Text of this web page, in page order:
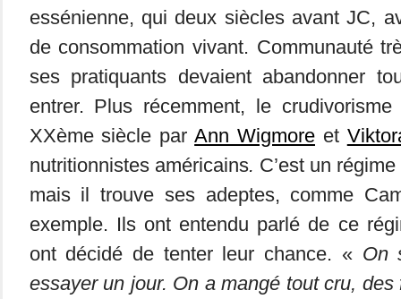
essénienne, qui deux siècles avant JC,
de consommation vivant. Communauté
ses pratiquants devaient abandonner
entrer. Plus récemment, le crudivorisme
XXème siècle parAnn Wigmore et
nutritionnistes américains. C’est un
mais il trouve ses adeptes, comme
exemple. Ils ont entendu parlé de ce
ont décidé de tenter leur chance. «On
essayer un jour. On a mangé tout cru,